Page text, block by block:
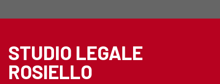
STUDIO LEGALE
ROSIELLO